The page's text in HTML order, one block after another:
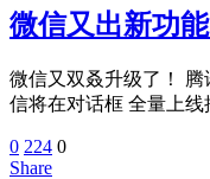
微信又出新功能
微信又双叒升级了！
信将在对话框 全量上
0 224 0
Share